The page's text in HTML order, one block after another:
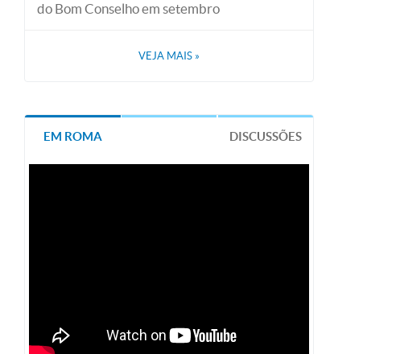
do Bom Conselho em setembro
VEJA MAIS »
EM ROMA DISCUSSÕES